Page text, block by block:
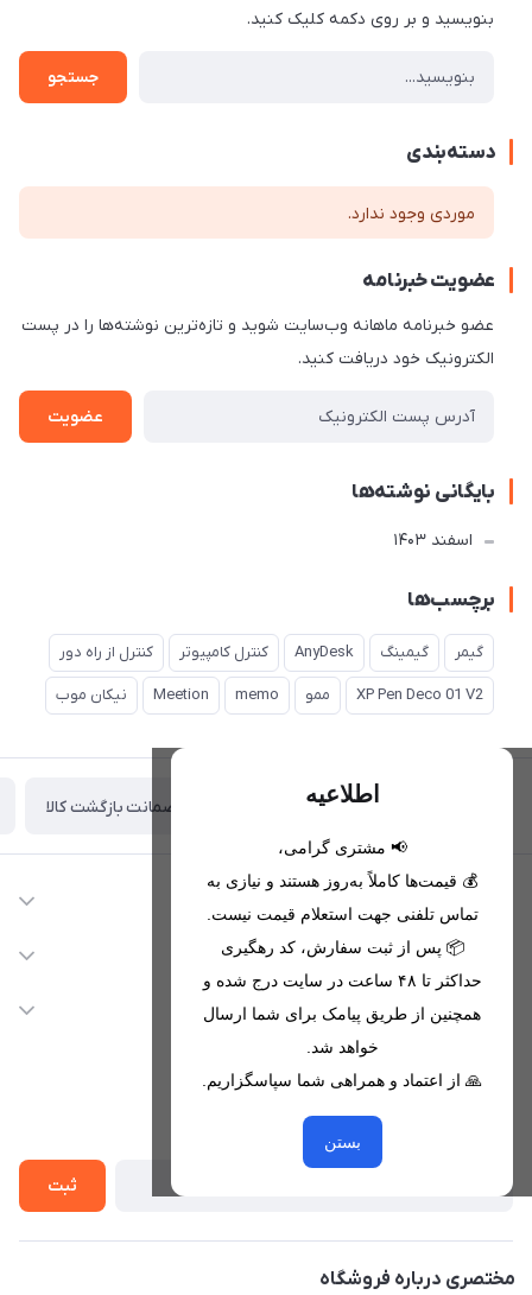
بنویسید و بر روی دکمه کلیک کنید.
جستجو
دسته‌بندی
موردی وجود ندارد.
عضویت خبرنامه
عضو خبرنامه ماهانه وب‌سایت شوید و تازه‌ترین نوشته‌ها را در پست
الکترونیک خود دریافت کنید.
عضویت
بایگانی نوشته‌ها
اسفند 1403
برچسب‌ها
گیمر گیمینگ AnyDesk کنترل کامپیوتر کنترل از راه دور
XP Pen Deco 01 V2 ممو memo
Meetion نیکان موب
اطلاعیه
📢 مشتری گرامی،
💰 قیمت‌ها کاملاً به‌روز هستند و نیازی به
تماس تلفنی جهت استعلام قیمت نیست.
📦 پس از ثبت سفارش، کد رهگیری
حداکثر تا ۴۸ ساعت در سایت درج شده و
همچنین از طریق پیامک برای شما ارسال
خواهد شد.
🙏 از اعتماد و همراهی شما سپاسگزاریم.
بستن
تحویل اکسپرس(با هماهنگی) ضمانت بازگشت کالا
اطلاعات تماس
09221680256 - 09373782289
nikanmobstore@gmail.com
هرمزگان، بندرخمیر، شهرک رودبار
دسترسی سریع
لیست محصولات
خدمات مشتریان
حریم خصوصی
از جدید‌ترین تخفیف‌ها با‌ خبر شوید
ثبت
مختصری درباره فروشگاه